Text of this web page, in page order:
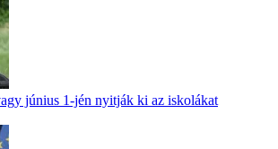
június 1-jén nyitják ki az iskolákat